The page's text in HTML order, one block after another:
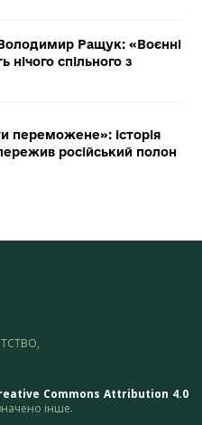
Ращук: «Воєнні
спільного з
переможене»: історія
російський полон
Commons Attribution 4.0
інше.